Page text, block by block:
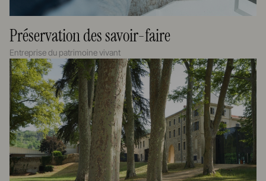
Préservation des savoir-faire
Entreprise du patrimoine vivant